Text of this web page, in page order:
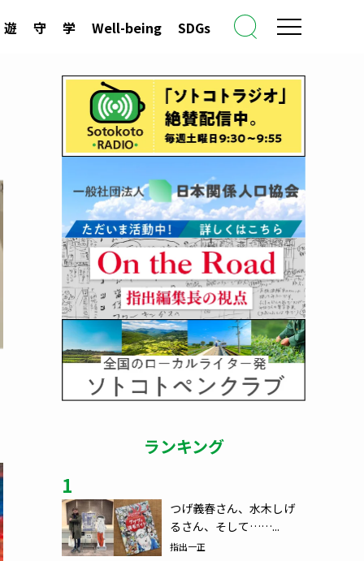
遊 守 学 Well-being SDGs
ランキング
1
つげ義春さん、水木しげ
るさん、そして……...
指出一正